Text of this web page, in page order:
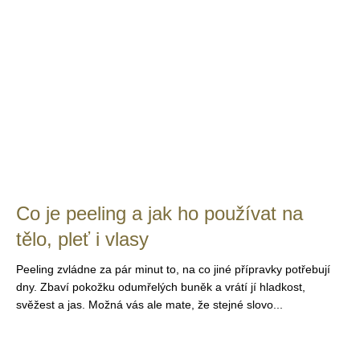
Co je peeling a jak ho používat na
tělo, pleť i vlasy
Peeling zvládne za pár minut to, na co jiné přípravky potřebují
dny. Zbaví pokožku odumřelých buněk a vrátí jí hladkost,
svěžest a jas. Možná vás ale mate, že stejné slovo...